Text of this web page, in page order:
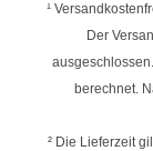
¹
Der
berechnet.
² Die Lieferzeit